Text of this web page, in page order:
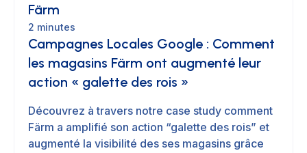
Färm
2 minutes
Campagnes Locales Google : Comment
les magasins Färm ont augmenté leur
action « galette des rois »
Découvrez à travers notre case study comment
Färm a amplifié son action “galette des rois” et
augmenté la visibilité des ses magasins grâce